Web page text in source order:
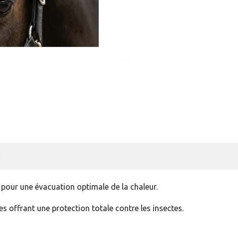
une évacuation optimale de la chaleur.
offrant une protection totale contre les insectes.